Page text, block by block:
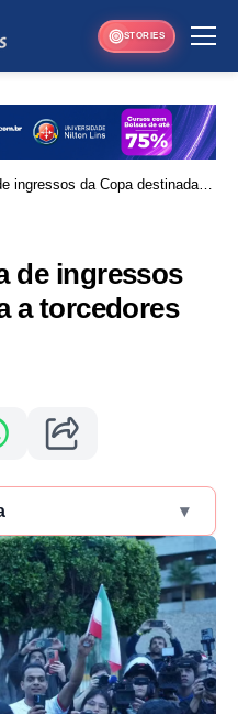
STORIES
ingressos da Copa destinada a
de ingressos
a torcedores
▾